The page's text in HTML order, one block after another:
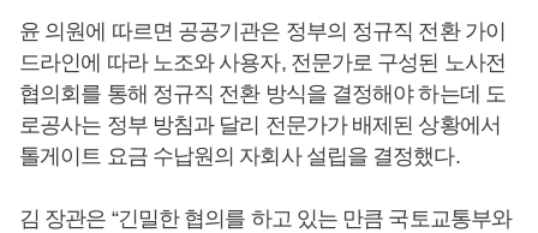
윤 의원에 따르면 공공기관은 정부의 정규직 전환 가이
드라인에 따라 노조와 사용자, 전문가로 구성된 노사전
협의회를 통해 정규직 전환 방식을 결정해야 하는데 도
로공사는 정부 방침과 달리 전문가가 배제된 상황에서
톨게이트 요금 수납원의 자회사 설립을 결정했다.
김 장관은 “긴밀한 협의를 하고 있는 만큼 국토교통부와